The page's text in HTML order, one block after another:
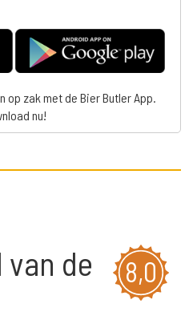
zak met de Bier Butler App.
nu!
8,0
van de